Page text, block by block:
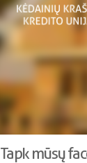
Tapk mūsų